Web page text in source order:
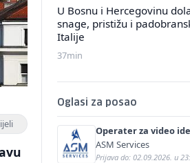
U Bosnu i Hercegovinu
snage, pristižu i
Italije
37min
Oglasi za posao
Operater za video
njemačkom jeziku (m/
ASM Services
Prijava do: 02.09.2026. u